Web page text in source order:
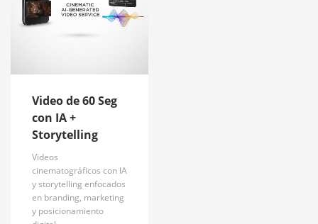
Video de 60 Seg
con IA +
Storytelling
Videos
cinematográficos con IA
y storytelling enfocados
en branding, marketing
y posicionamiento